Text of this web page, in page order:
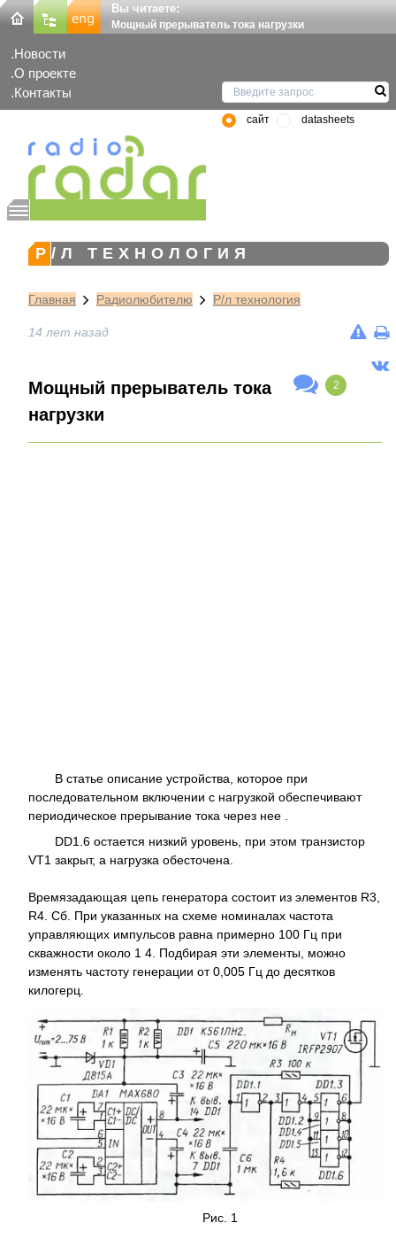
Вы читаете:
Мощный прерыватель тока нагрузки
Новости
О проекте
Контакты
сайт datasheets
Р/Л ТЕХНОЛОГИЯ
Главная Радиолюбителю Р/л технология
14 лет назад
Мощный прерыватель тока
нагрузки
2
В статье описание устройства, которое при
последовательном включении с нагрузкой обеспечивают
периодическое прерывание тока через нее .
DD1.6 остается низкий уровень, при этом транзистор
VT1 закрыт, а нагрузка обесточена.
Времязадающая цепь генератора состоит из элементов R3,
R4. Сб. При указанных на схеме номиналах частота
управляющих импульсов равна примерно 100 Гц при
скважности около 1 4. Подбирая эти элементы, можно
изменять частоту генерации от 0,005 Гц до десятков
килогерц.
Рис. 1